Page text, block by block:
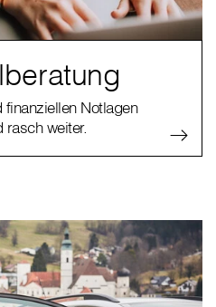
Notlagen
weiter.